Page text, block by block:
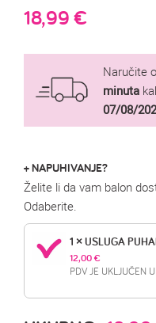
18,99€
Naručite
minuta
07/08/
+ NAPUHIVANJE?
Želite li da vam balon
Odaberite.
1 × USLUGA
12,00 €
PDV JE UKLJUČEN